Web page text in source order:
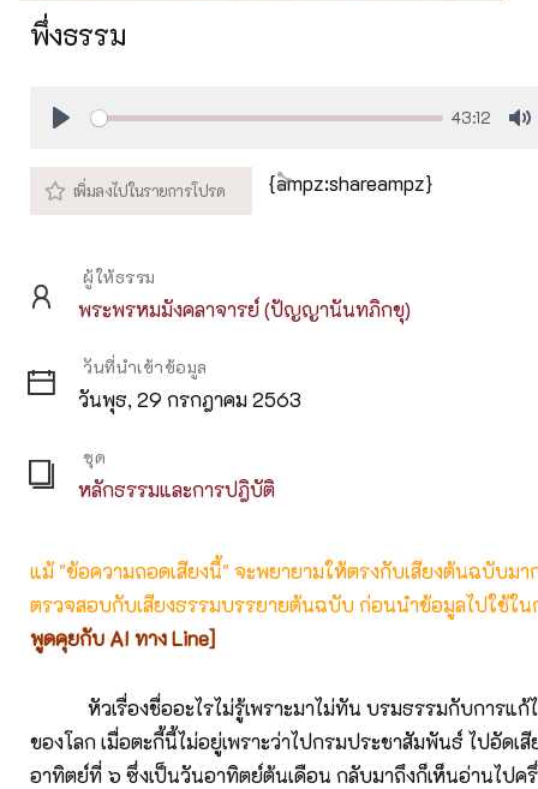
พึ่งธรรม
43:12
{ampz:shareampz}
ผู้ให้ธรรม
พระพรหมมังคลาจารย์ (ปัญญานันทภิกขุ)
วันที่นำเข้าข้อมูล
วันพุธ, 29 กรกฎาคม 2563
ชุด
หลักธรรมและการปฎิบัติ
แม้ "ข้อความถอดเสียงนี้" จะพยายามให้ตรงกับเสียงต้นฉบับม
ตรวจสอบกับเสียงธรรมบรรยายต้นฉบับ ก่อนนำข้อมูลไปใช้ใน
พูดคุยกับ AI ทาง Line]
หัวเรื่องชื่ออะไรไม่รู้เพราะมาไม่ทัน บรมธรรมกับการแก้
ของโลก เมื่อตะกี้นี้ไม่อยู่เพราะว่าไปกรมประชาสัมพันธ์ ไปอัดเ
อาทิตย์ที่ ๖ ซึ่งเป็นวันอาทิตย์ต้นเดือน กลับมาถึงก็เห็นอ่านไปค